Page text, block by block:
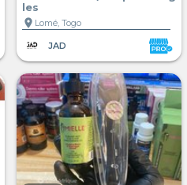
les
location_on Lomé, Togo
JAD